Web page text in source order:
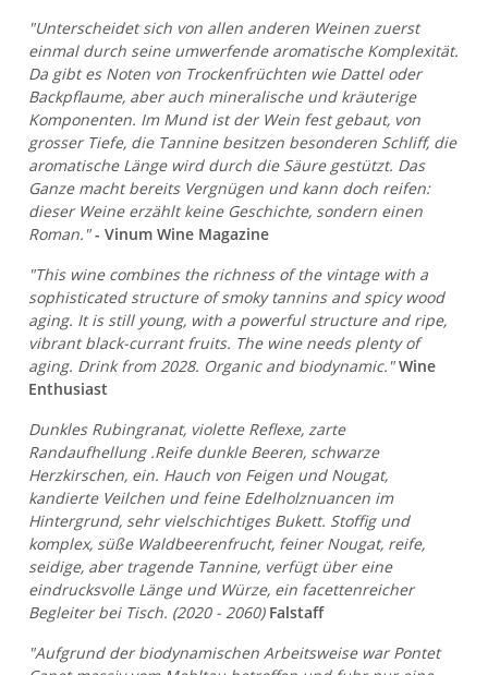
"Unterscheidet sich von allen anderen Weinen zuerst
einmal durch seine umwerfende aromatische Komplexität.
Da gibt es Noten von Trockenfrüchten wie Dattel oder
Backpflaume, aber auch mineralische und kräuterige
Komponenten. Im Mund ist der Wein fest gebaut, von
grosser Tiefe, die Tannine besitzen besonderen Schliff, die
aromatische Länge wird durch die Säure gestützt. Das
Ganze macht bereits Vergnügen und kann doch reifen:
dieser Weine erzählt keine Geschichte, sondern einen
Roman." - Vinum Wine Magazine
"This wine combines the richness of the vintage with a
sophisticated structure of smoky tannins and spicy wood
aging. It is still young, with a powerful structure and ripe,
vibrant black-currant fruits. The wine needs plenty of
aging. Drink from 2028. Organic and biodynamic." Wine
Enthusiast
Dunkles Rubingranat, violette Reflexe, zarte
Randaufhellung .Reife dunkle Beeren, schwarze
Herzkirschen, ein. Hauch von Feigen und Nougat,
kandierte Veilchen und feine Edelholznuancen im
Hintergrund, sehr vielschichtiges Bukett. Stoffig und
komplex, süße Waldbeerenfrucht, feiner Nougat, reife,
seidige, aber tragende Tannine, verfügt über eine
eindrucksvolle Länge und Würze, ein facettenreicher
Begleiter bei Tisch. (2020 - 2060) Falstaff
"Aufgrund der biodynamischen Arbeitsweise war Pontet